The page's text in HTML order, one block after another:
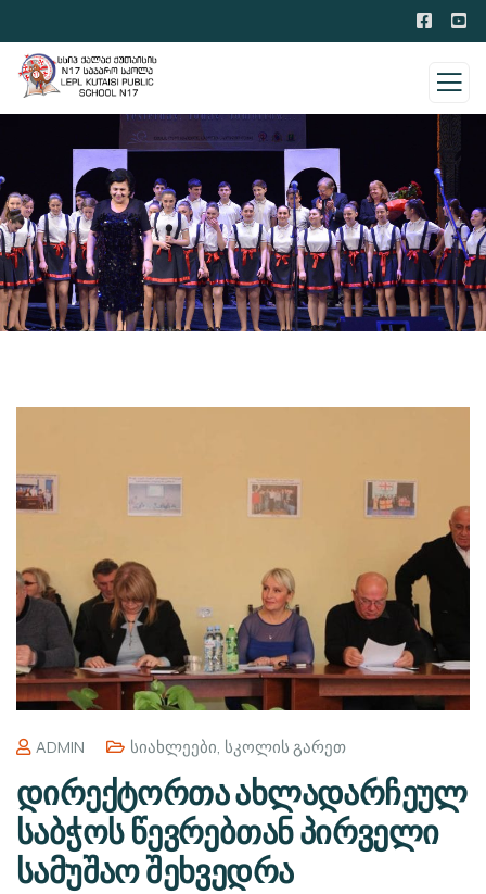
ADMIN Სიახლეები, Სკოლის Გარეთ
დირექტორთა ახლადარჩეულ
საბჭოს წევრებთან პირველი
სამუშაო შეხვედრა